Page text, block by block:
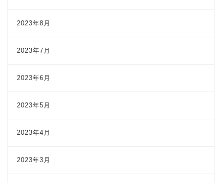
2023年8月
2023年7月
2023年6月
2023年5月
2023年4月
2023年3月